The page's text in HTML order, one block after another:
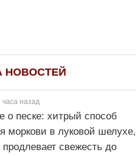
НОВОСТЕЙ
часа назад
о песке: хитрый способ
моркови в луковой шелухе,
продлевает свежесть до